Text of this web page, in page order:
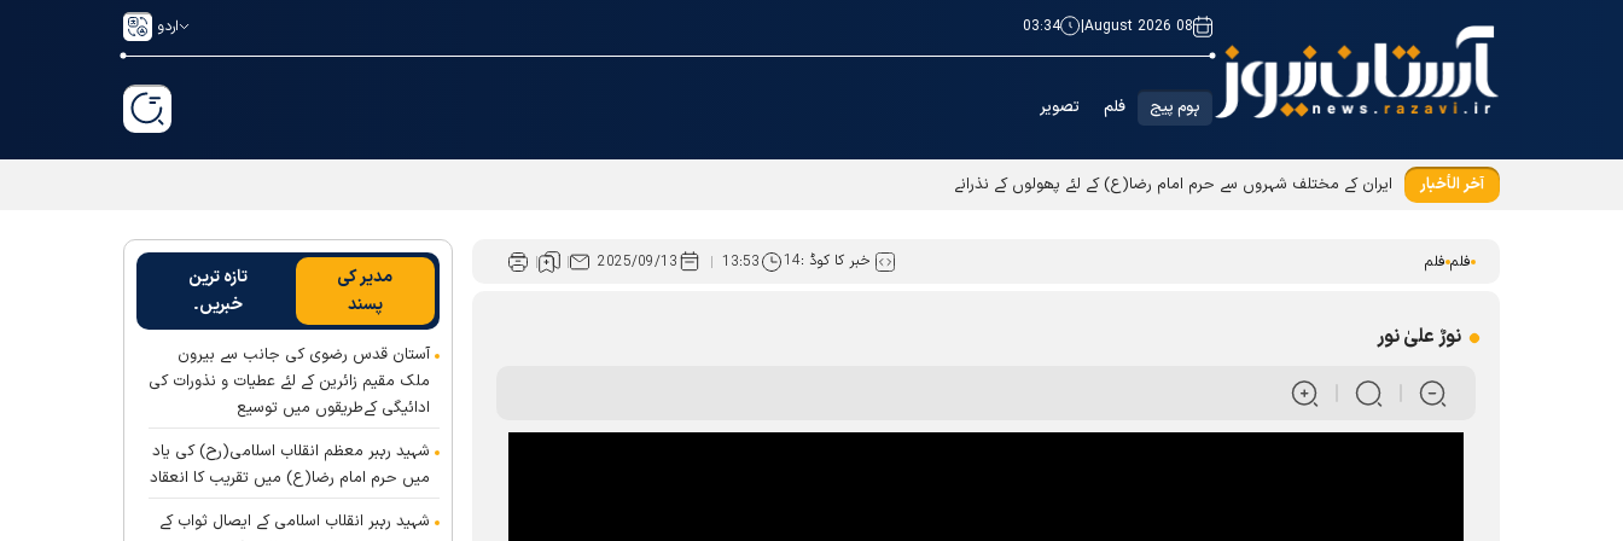
08 August 2026
|
03:34 اردو
ہوم پیج فلم تصویر
آخر الأخبار ایران کے مختلف شہروں سے حرم امام رضا(ع) کے لئے پھولوں کے نذرانے
فلم فلم خبر کا کوڈ :14
13:53
2025/09/13
نورٌ علیٰ نور
مدیر کی
پسند
تازہ ترین
خبریں۔
آستان قدس رضوی کی جانب سے بیرون
ملک مقیم زائرین کے لئے عطیات و نذورات کی
ادائیگی کےطریقوں میں توسیع
شہید رہبر معظم انقلاب اسلامی(رح) کی یاد
میں حرم امام رضا(ع) میں تقریب کا انعقاد
شہید رہبر انقلاب اسلامی کے ایصال ثواب کے